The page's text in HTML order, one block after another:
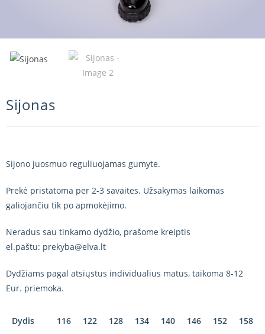
Sijonas
Sijono juosmuo reguliuojamas gumyte.
Prekė pristatoma per 2-3 savaites. Užsakymas laikomas
galiojančiu tik po apmokėjimo.
Neradus sau tinkamo dydžio, prašome kreiptis
el.paštu: prekyba@elva.lt
Dydžiams pagal atsiųstus individualius matus, taikoma 8-12
Eur. priemoka.
Dydis 116 122 128 134 140 146 152 158